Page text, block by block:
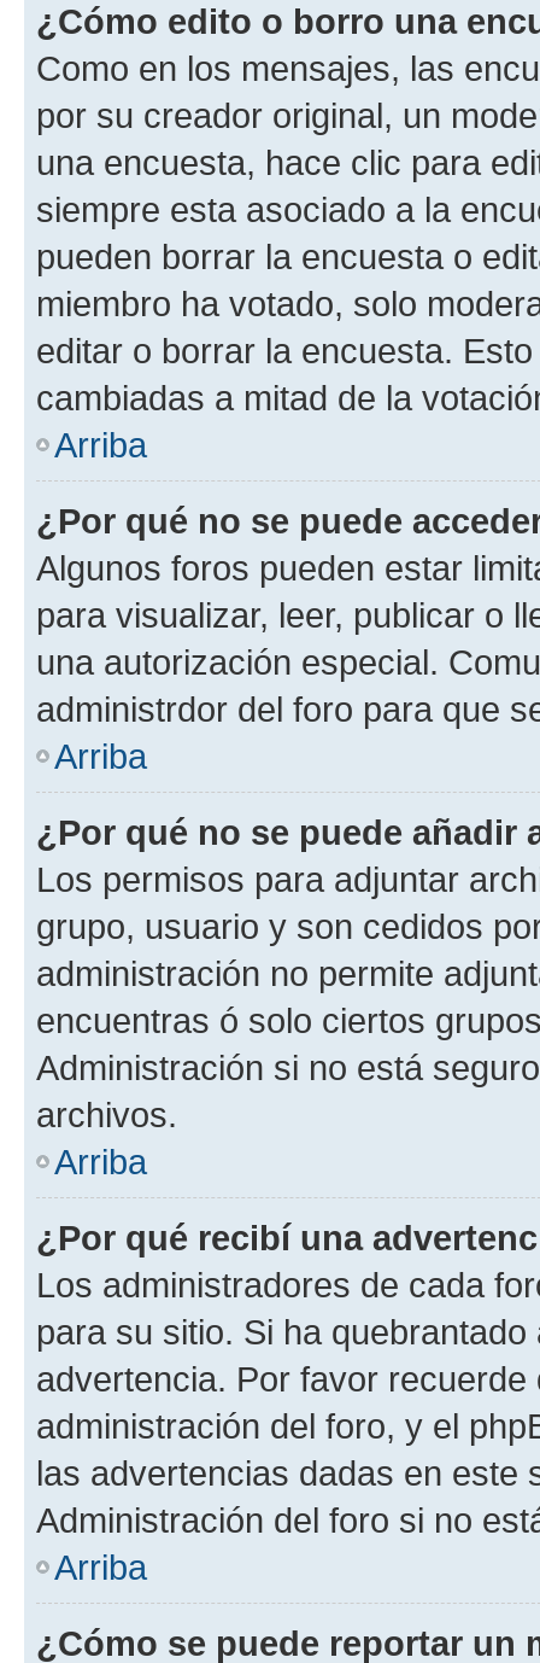
¿Cómo edito o borro una
Como en los mensajes, las
por su creador original, un
una encuesta, hace clic para
siempre esta asociado a la
pueden borrar la encuesta o
miembro ha votado, solo
editar o borrar la encuesta.
cambiadas a mitad de la
Arriba
¿Por qué no se puede
Algunos foros pueden estar
para visualizar, leer, publicar o
una autorización especial.
administrdor del foro para que
Arriba
¿Por qué no se puede añadir
Los permisos para adjuntar
grupo, usuario y son cedidos
administración no permite
encuentras ó solo ciertos
Administración si no está
archivos.
Arriba
¿Por qué recibí una
Los administradores de cada
para su sitio. Si ha
advertencia. Por favor
administración del foro, y el
las advertencias dadas en este
Administración del foro si no
Arriba
¿Cómo se puede reportar un